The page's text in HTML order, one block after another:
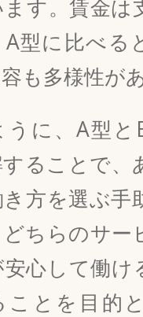
す。賃金は
型に比べる
も多様性が
うに、A型と
ることで、
方を選ぶ手
どちらのサー
心して働け
ことを目的